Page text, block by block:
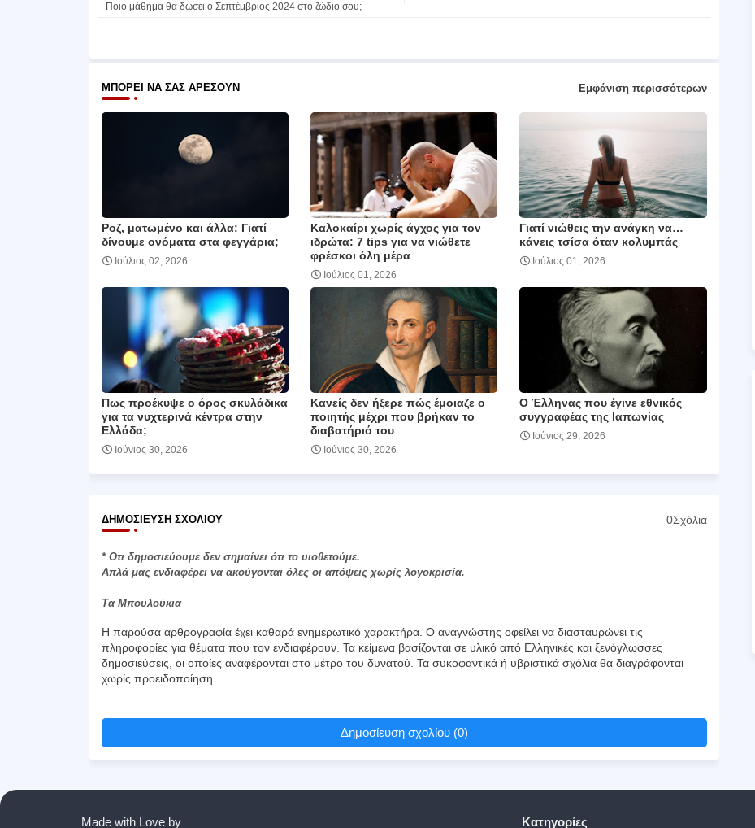
Ποιο μάθημα θα δώσει ο Σεπτέμβριος 2024 στο ζώδιο σου;
ΜΠΟΡΕΊ ΝΑ ΣΑΣ ΑΡΈΣΟΥΝ Εμφάνιση περισσότερων
Ροζ, ματωμένο και άλλα: Γιατί
δίνουμε ονόματα στα φεγγάρια;
Ιούλιος 02, 2026
Καλοκαίρι χωρίς άγχος για τον
ιδρώτα: 7 tips για να νιώθετε
φρέσκοι όλη μέρα
Ιούλιος 01, 2026
Γιατί νιώθεις την ανάγκη να…
κάνεις τσίσα όταν κολυμπάς
Ιούλιος 01, 2026
Πως προέκυψε ο όρος σκυλάδικα
για τα νυχτερινά κέντρα στην
Ελλάδα;
Ιούνιος 30, 2026
Κανείς δεν ήξερε πώς έμοιαζε ο
ποιητής μέχρι που βρήκαν το
διαβατήριό του
Ιούνιος 30, 2026
Ο Έλληνας που έγινε εθνικός
συγγραφέας της Ιαπωνίας
Ιούνιος 29, 2026
ΔΗΜΟΣΊΕΥΣΗ ΣΧΟΛΊΟΥ 0Σχόλια
* Οτι δημοσιεύουμε δεν σημαίνει ότι το υιοθετούμε.
Απλά μας ενδιαφέρει να ακούγονται όλες οι απόψεις χωρίς λογοκρισία.
Τα Μπουλούκια
Η παρούσα αρθρογραφία έχει καθαρά ενημερωτικό χαρακτήρα. Ο αναγνώστης οφείλει να διασταυρώνει τις
πληροφορίες για θέματα που τον ενδιαφέρουν. Τα κείμενα βασίζονται σε υλικό από Ελληνικές και ξενόγλωσσες
δημοσιεύσεις, οι οποίες αναφέρονται στο μέτρο του δυνατού. Τα συκοφαντικά ή υβριστικά σχόλια θα διαγράφονται
χωρίς προειδοποίηση.
Δημοσίευση σχολίου (0)
Made with Love by Κατηγορίες